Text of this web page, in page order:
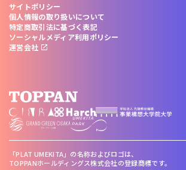
サイトポリシー
個人情報の取り扱いについて
特定商取引法に基づく表記
ソーシャルメディア利用ポリシー
運営会社
「PLAT UMEKITA」の名称およびロゴは、
TOPPANホールディングス株式会社の登録商標です。